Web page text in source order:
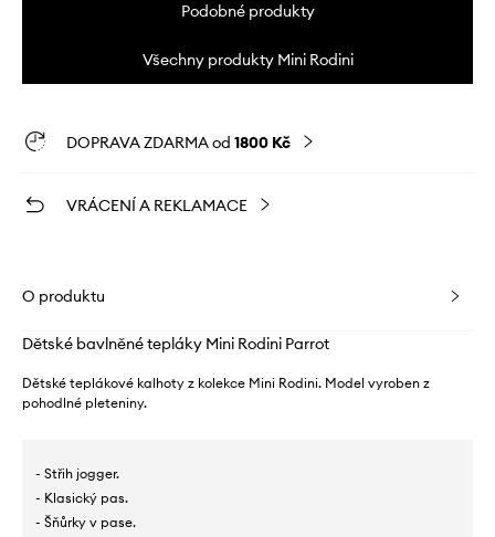
Podobné produkty
Všechny produkty Mini Rodini
DOPRAVA ZDARMA od 1800 Kč
VRÁCENÍ A REKLAMACE
O produktu
Dětské bavlněné tepláky Mini Rodini Parrot
Dětské teplákové kalhoty z kolekce Mini Rodini. Model vyroben z
pohodlné pleteniny.
- Střih jogger.
- Klasický pas.
- Šňůrky v pase.